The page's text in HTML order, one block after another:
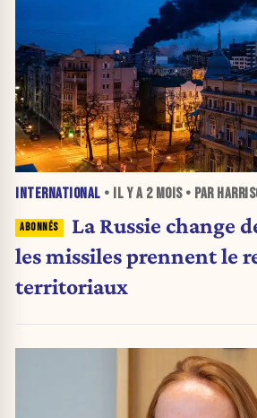
INTERNATIONAL • IL Y A 2 MOIS• PAR
La Russie change
les missiles prennent le
territoriaux